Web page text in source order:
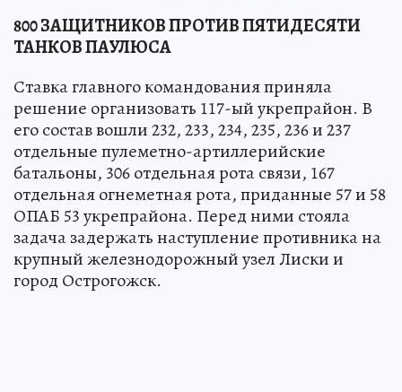
800 ЗАЩИТНИКОВ ПРОТИВ ПЯТИДЕСЯТИ
ТАНКОВ ПАУЛЮСА
Ставка главного командования приняла
решение организовать 117-ый укрепрайон. В
его состав вошли 232, 233, 234, 235, 236 и 237
отдельные пулеметно-артиллерийские
батальоны, 306 отдельная рота связи, 167
отдельная огнеметная рота, приданные 57 и 58
ОПАБ 53 укрепрайона. Перед ними стояла
задача задержать наступление противника на
крупный железнодорожный узел Лиски и
город Острогожск.